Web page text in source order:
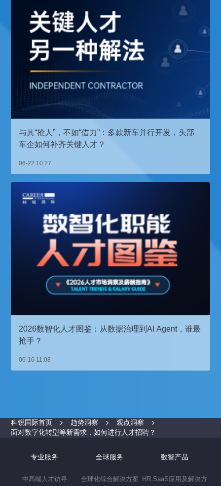
与其“抢人”，不如“借力”：多款新车并行开发，头部
车企如何补齐关键人才？
06-22 10:27
2026数智化人才图鉴：从数据治理到AI Agent，谁最
抢手？
06-16 11:08
科锐国际首页 趋势洞察
观点洞察
面对数字化转型等新需求，如何进行人才招聘？
专业服务
中高端人才访寻
全球服务
全球化综合解决方案
数智产品
HR SaaS应用及解决方